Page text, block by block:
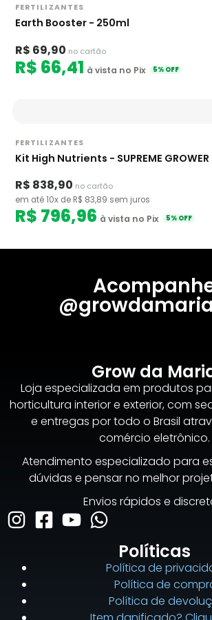
FERTILIZANTES
Earth Booster - 250ml
R$ 69,90 no cartão
R$ 66,41 à vista no Pix 5% OFF
FERTILIZANTES
Kit High Nutrients - SUPREME
R$ 838,90 no cartão
em até 10x de R$ 83,89 sem juros
R$ 796,96 à vista no Pix 5% OFF
Grow da
Loja especializada em produtos
horticultura interior e exterior, com
e entregas por todo o Brasil
comércio eletrônico.
Atendimento especializado para
dúvidas e pensar no melhor
Envios rápidos e
Políticas
Política de
Política de
Política de